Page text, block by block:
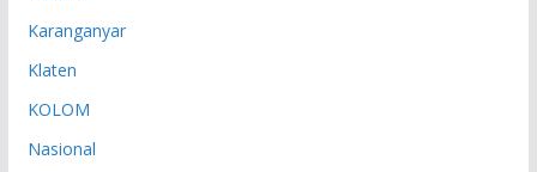
Karanganyar
Klaten
KOLOM
Nasional